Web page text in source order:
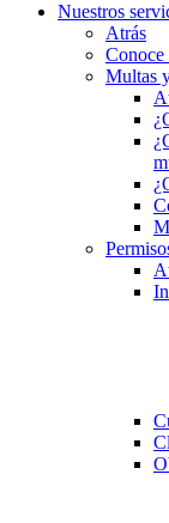
Nuestros
Atrás
Conoce
Multas